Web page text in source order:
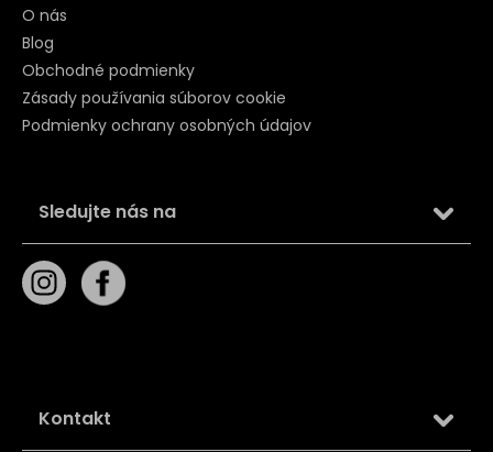
O nás
Blog
Obchodné podmienky
Zásady používania súborov cookie
Podmienky ochrany osobných údajov
Sledujte nás na
Kontakt